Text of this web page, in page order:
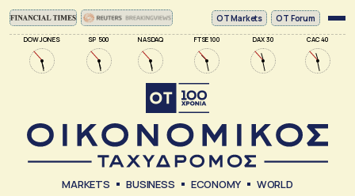
DOW JONES SP 500 NASDAQ FTSE 100 DAX 30 CAC 40
ΟΤ Markets OT Forum
MARKETS BUSINESS ECONOMY WORLD